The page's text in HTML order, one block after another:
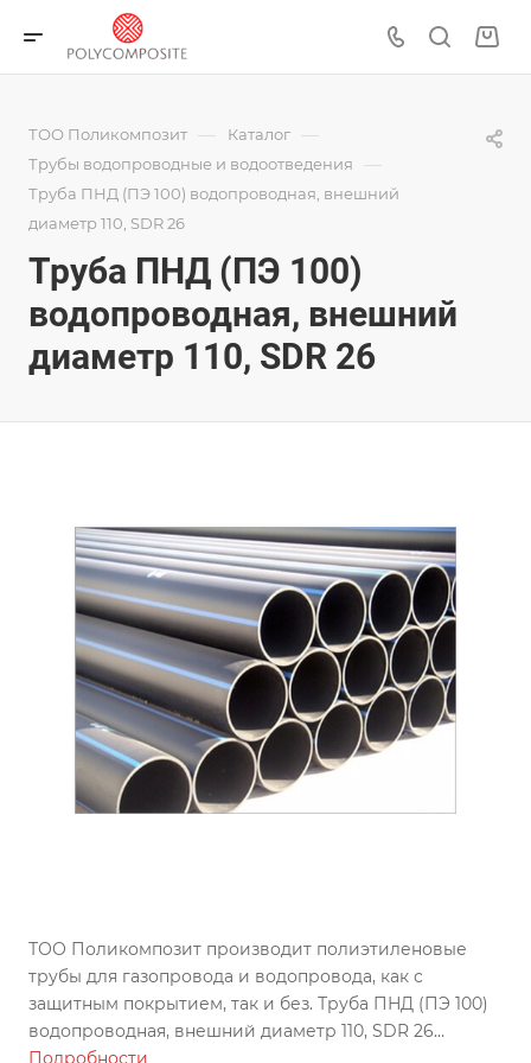
ТОО Поликомпозит — Каталог —
Трубы водопроводные и водоотведения —
Труба ПНД (ПЭ 100) водопроводная, внешний
диаметр 110, SDR 26
Труба ПНД (ПЭ 100)
водопроводная, внешний
диаметр 110, SDR 26
ТОО Поликомпозит производит полиэтиленовые
трубы для газопровода и водопровода, как с
защитным покрытием, так и без. Труба ПНД (ПЭ 100)
водопроводная, внешний диаметр 110, SDR 26
изготовлена по ГОСТу, может использоваться во всех
Подробности